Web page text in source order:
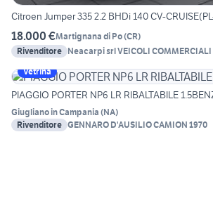
Citroen Jumper 335 2.2 BHDi 140 CV-
18.000 €Martignana di Po(CR)
Rivenditore Neacarpi srl VEICOLI COMMERCIALI
Vetrina
PIAGGIO PORTER NP6 LR RIBALTABILE
Giugliano in Campania (NA)
Rivenditore GENNARO D'AUSILIO CAMION 1970